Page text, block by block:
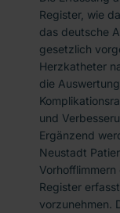
Register, wie
das deutsche
gesetzlich
Herzkatheter
die
und
Ergänzend
Neustadt
Register
vorzunehmen.